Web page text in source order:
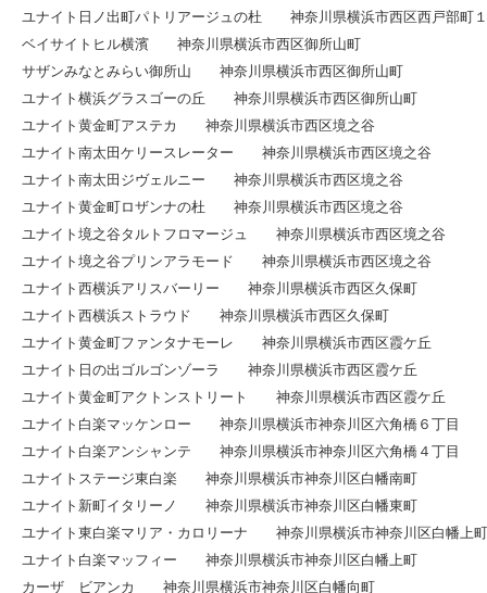
ユナイト日ノ出町パトリアージュの杜 神奈川県横浜市西区西戸部町
ベイサイトヒル横濱 神奈川県横浜市西区御所山町
サザンみなとみらい御所山 神奈川県横浜市西区御所山町
ユナイト横浜グラスゴーの丘 神奈川県横浜市西区御所山町
ユナイト黄金町アステカ 神奈川県横浜市西区境之谷
ユナイト南太田ケリースレーター 神奈川県横浜市西区境之谷
ユナイト南太田ジヴェルニー 神奈川県横浜市西区境之谷
ユナイト黄金町ロザンナの杜 神奈川県横浜市西区境之谷
ユナイト境之谷タルトフロマージュ 神奈川県横浜市西区境之谷
ユナイト境之谷プリンアラモード 神奈川県横浜市西区境之谷
ユナイト西横浜アリスバーリー 神奈川県横浜市西区久保町
ユナイト西横浜ストラウド 神奈川県横浜市西区久保町
ユナイト黄金町ファンタナモーレ 神奈川県横浜市西区霞ケ丘
ユナイト日の出ゴルゴンゾーラ 神奈川県横浜市西区霞ケ丘
ユナイト黄金町アクトンストリート 神奈川県横浜市西区霞ケ丘
ユナイト白楽マッケンロー 神奈川県横浜市神奈川区六角橋６丁目
ユナイト白楽アンシャンテ 神奈川県横浜市神奈川区六角橋４丁目
ユナイトステージ東白楽 神奈川県横浜市神奈川区白幡南町
ユナイト新町イタリーノ 神奈川県横浜市神奈川区白幡東町
ユナイト東白楽マリア・カロリーナ 神奈川県横浜市神奈川区白幡上町
ユナイト白楽マッフィー 神奈川県横浜市神奈川区白幡上町
カーザ ビアンカ 神奈川県横浜市神奈川区白幡向町